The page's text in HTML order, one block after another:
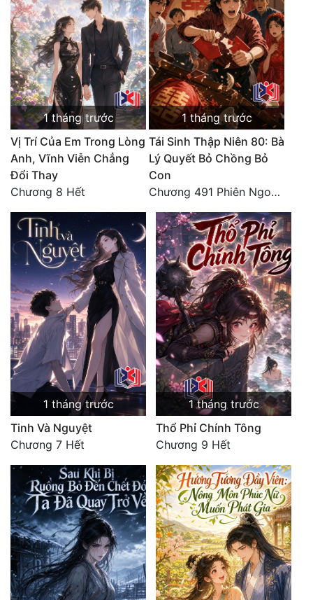
Quân Sự
Sảng Văn
Sắc
Sủng
Thanh Xuân
Tiên Hiệp
Tiểu Thuyết
Trinh Thám
Triều Đấu
Trùng Sinh
Trọng Sinh
Tu Chân
Tu Tiên
Tội Phạm
Vô Địch
Võ Hiệp
Võng Du
Xuyên Không
Xuyên Nhanh
Xuyên Sách
Xuyên Thư
1 tháng trước
Vị Trí Của Em Trong Lòng
Anh, Vĩnh Viễn Chẳng
Đổi Thay
Chương 8 Hết
1 tháng trước
Tái Sinh Thập Niên 80: Bà
Lý Quyết Bỏ Chồng Bỏ
Con
Chương 491 Phiên Ngoại Đào Hoa - Quả Báo Cuối Đời, Chết Trong Cô Độc (hết)
1 tháng trước
Tinh Và Nguyệt
Chương 7 Hết
1 tháng trước
Thổ Phỉ Chính Tông
Chương 9 Hết